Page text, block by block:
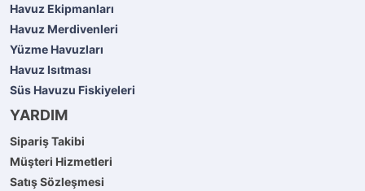
Havuz Ekipmanları
Havuz Merdivenleri
Yüzme Havuzları
Havuz Isıtması
Süs Havuzu Fiskiyeleri
YARDIM
Sipariş Takibi
Müşteri Hizmetleri
Satış Sözleşmesi